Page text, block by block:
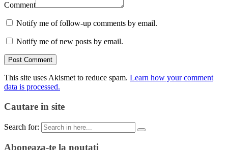
Comment
Notify me of follow-up comments by email.
Notify me of new posts by email.
This site uses Akismet to reduce spam. Learn how your comment
data is processed.
Cautare in site
Search for:
Aboneaza-te la noutati